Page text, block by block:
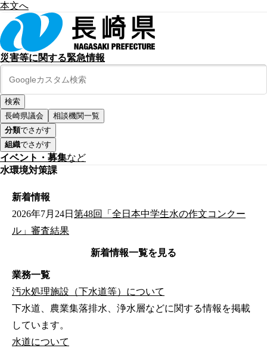
本文へ
災害等に関する緊急情報
長崎県議会
相談機関一覧
分類でさがす
組織でさがす
イベント・募集など
水環境対策課
新着情報
2026年7月24日 第48回「全日本中学生水の作文コンクー
ル」審査結果
新着情報一覧を見る
業務一覧
汚水処理施設（下水道等）について
下水道、農業集落排水、浄水層などに関する情報を掲載
しています。
水道について